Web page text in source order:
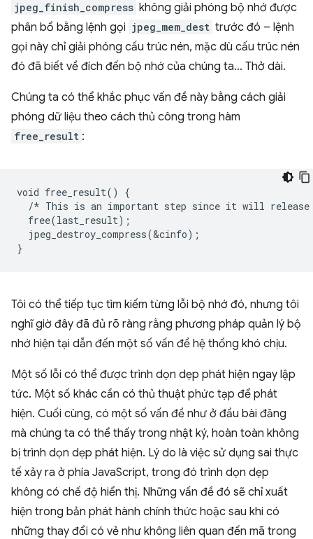
jpeg_finish_compress không giải phóng bộ nhớ được
phân bổ bằng lệnh gọi jpeg_mem_dest trước đó – lệnh
gọi này chỉ giải phóng cấu trúc nén, mặc dù cấu trúc nén
đó đã biết về đích đến bộ nhớ của chúng ta… Thở dài.
Chúng ta có thể khắc phục vấn đề này bằng cách giải
phóng dữ liệu theo cách thủ công trong hàm
free_result :
void free_result() {
/* This is an important step since it will
  free(last_result);
  jpeg_destroy_compress(&cinfo);
Tôi có thể tiếp tục tìm kiếm từng lỗi bộ nhớ đó, nhưng tôi
nghĩ giờ đây đã đủ rõ ràng rằng phương pháp quản lý bộ
nhớ hiện tại dẫn đến một số vấn đề hệ thống khó chịu.
Một số lỗi có thể được trình dọn dẹp phát hiện ngay lập
tức. Một số khác cần có thủ thuật phức tạp để phát
hiện. Cuối cùng, có một số vấn đề như ở đầu bài đăng
mà chúng ta có thể thấy trong nhật ký, hoàn toàn không
bị trình dọn dẹp phát hiện. Lý do là việc sử dụng sai thực
tế xảy ra ở phía JavaScript, trong đó trình dọn dẹp
không có chế độ hiển thị. Những vấn đề đó sẽ chỉ xuất
hiện trong bản phát hành chính thức hoặc sau khi có
những thay đổi có vẻ như không liên quan đến mã trong